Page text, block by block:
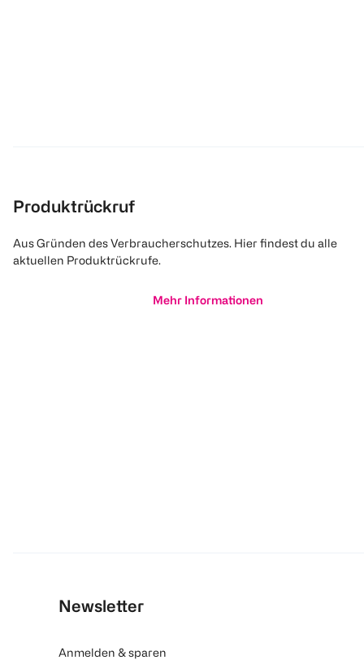
Produktrückruf
Aus Gründen des Verbraucherschutzes. Hier findest du alle
aktuellen Produktrückrufe.
Mehr Informationen
Newsletter
Anmelden & sparen